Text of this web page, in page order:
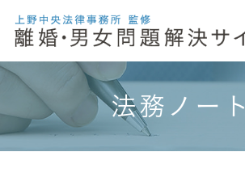
法務ノート